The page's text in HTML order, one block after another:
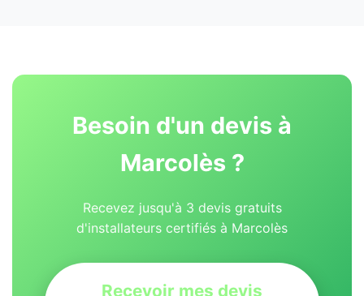
Besoin d'un devis à
Marcolès ?
Recevez jusqu'à 3 devis gratuits
d'installateurs certifiés à Marcolès
Recevoir mes devis